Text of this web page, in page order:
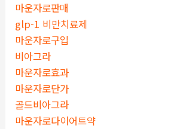
마운자로판매
glp-1 비만치료제
마운자로구입
비아그라
마운자로효과
마운자로단가
골드비아그라
마운자로다이어트약